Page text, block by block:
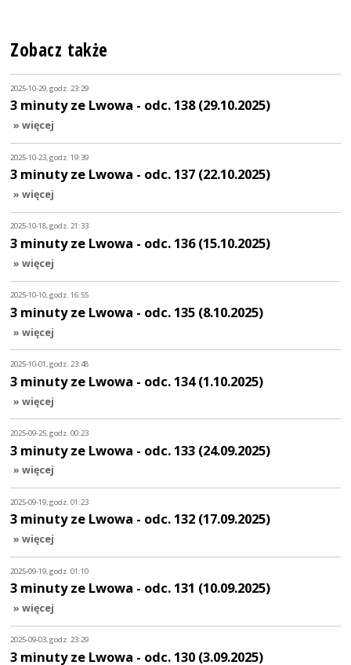
Zobacz także
2025-10-29, godz. 23:29
3 minuty ze Lwowa - odc. 138 (29.10.2025)
» więcej
2025-10-23, godz. 19:39
3 minuty ze Lwowa - odc. 137 (22.10.2025)
» więcej
2025-10-18, godz. 21:33
3 minuty ze Lwowa - odc. 136 (15.10.2025)
» więcej
2025-10-10, godz. 16:55
3 minuty ze Lwowa - odc. 135 (8.10.2025)
» więcej
2025-10-01, godz. 23:48
3 minuty ze Lwowa - odc. 134 (1.10.2025)
» więcej
2025-09-25, godz. 00:23
3 minuty ze Lwowa - odc. 133 (24.09.2025)
» więcej
2025-09-19, godz. 01:23
3 minuty ze Lwowa - odc. 132 (17.09.2025)
» więcej
2025-09-19, godz. 01:10
3 minuty ze Lwowa - odc. 131 (10.09.2025)
» więcej
2025-09-03, godz. 23:29
3 minuty ze Lwowa - odc. 130 (3.09.2025)